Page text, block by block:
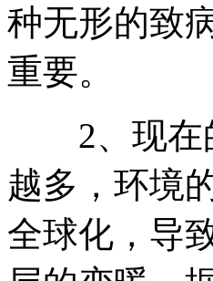
种无形的致
重要。
2、现在的
越多，环境
全球化，导